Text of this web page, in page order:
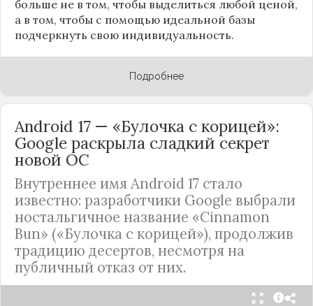
больше не в том, чтобы выделиться любой ценой,
а в том, чтобы с помощью идеальной базы
подчеркнуть свою индивидуальность.
Подробнее
Android 17 — «Булочка с корицей»:
Google раскрыла сладкий секрет
новой ОС
Внутреннее имя Android 17 стало
известно: разработчики Google выбрали
ностальгичное название «Cinnamon
Bun» («Булочка с корицей»), продолжив
традицию десертов, несмотря на
публичный отказ от них.